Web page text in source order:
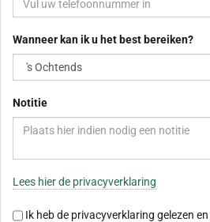
Wanneer kan ik u het best bereiken?
Notitie
Lees hier de privacyverklaring
Ik heb de privacyverklaring gelezen